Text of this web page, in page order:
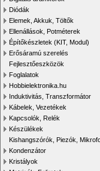
Diódák
Elemek, Akkuk, Töltők
Ellenállások, Potméterek
Építőkészletek (KIT, Modul)
Erősáramú szerelés
Fejlesztőeszközök
Foglalatok
Hobbielektronika.hu
Induktivitás, Transzformátor
Kábelek, Vezetékek
Kapcsolók, Relék
Készülékek
Kishangszórók, Piezók,
Kondenzátor
Kristályok